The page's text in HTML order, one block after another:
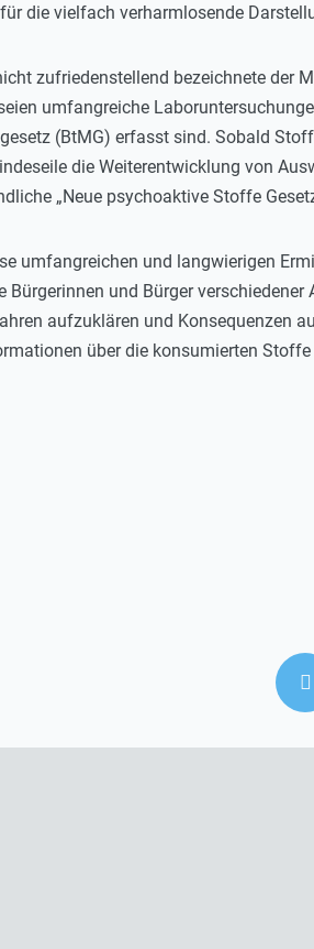
die vielfach verharmlosende
zufriedenstellend bezeichnete der
umfangreiche
(BtMG) erfasst sind. Sobald
die Weiterentwicklung von
„Neue psychoaktive Stoffe
umfangreichen und langwierigen
Bürgerinnen und Bürger
aufzuklären und Konsequenzen
über die konsumierten